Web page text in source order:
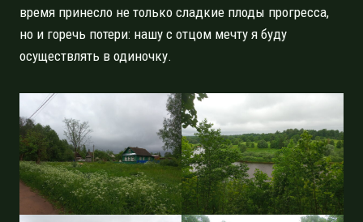
время принесло не только сладкие плоды прогресса,
но и горечь потери: нашу с отцом мечту я буду
осуществлять в одиночку.